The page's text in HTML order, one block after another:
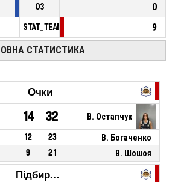
ОЗ
0
9
СТАТИСТИКА
Очки
14 32 В. Остапчук
12 23
В. Богаченко
9 21 В. Шошоя
Підбирання